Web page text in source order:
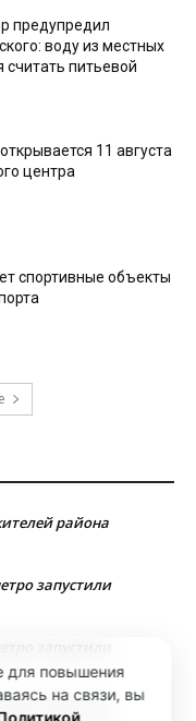
предупредил
воду из местных
считать питьевой
11 августа
центра
спортивные объекты
района
запустили
запустили
для повышения
на связи, вы